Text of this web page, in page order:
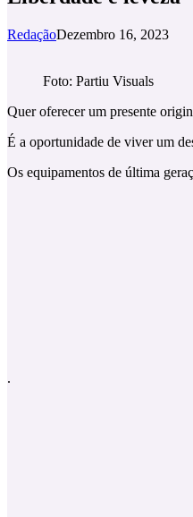
RedaçãoDezembro 16, 2023
Foto: Partiu Visuals
Quer oferecer um presente
É a oportunidade de viver um
Os equipamentos de última
.